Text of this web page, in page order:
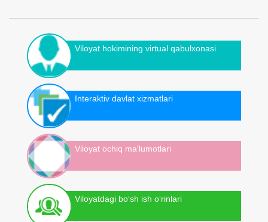
Viloyat hokimining virtual qabulxonasi
Interaktiv davlat xizmatlari
Viloyat ochiq ma'lumotlari
Viloyatdagi bo‘sh ish o‘rinlari